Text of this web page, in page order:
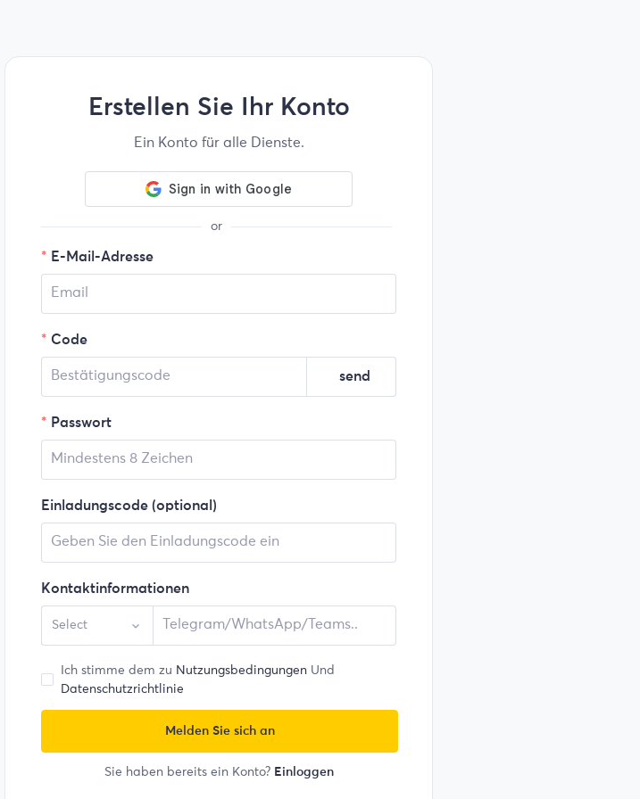
Erstellen Sie Ihr Konto
Ein Konto für alle Dienste.
or
E-Mail-Adresse
Code
send
Passwort
Einladungscode (optional)
Kontaktinformationen
Select
Ich stimme dem zu Nutzungsbedingungen Und
Datenschutzrichtlinie
Melden Sie sich an
Sie haben bereits ein Konto? Einloggen